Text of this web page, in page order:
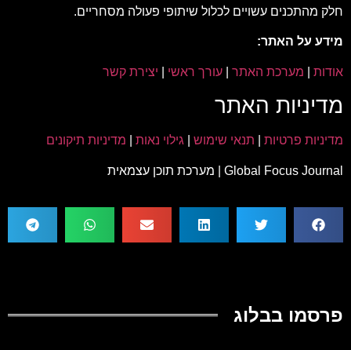
חלק מהתכנים עשויים לכלול שיתופי פעולה מסחריים.
מידע על האתר:
אודות מערכת האתר עורך ראשי יצירת קשר
מדיניות האתר
מדיניות פרטיות תנאי שימוש גילוי נאות מדיניות תיקונים
Global Focus Journal | מערכת תוכן עצמאית
פרסמו בבלוג